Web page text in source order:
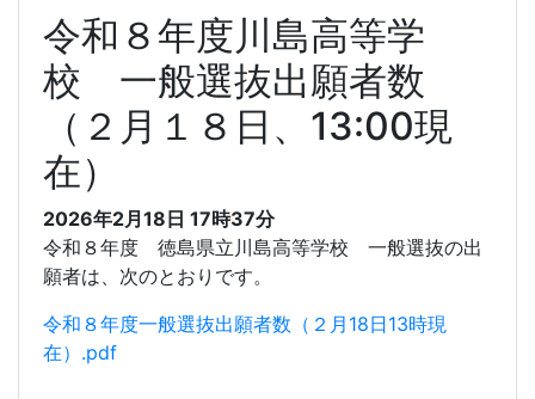
令和８年度川島高等学
校 一般選抜出願者数
（２月１８日、13:00現
在）
2026年2月18日 17時37分
令和８年度 徳島県立川島高等学校 一般選抜の出
願者は、次のとおりです。
令和８年度一般選抜出願者数（２月18日13時現
在）.pdf